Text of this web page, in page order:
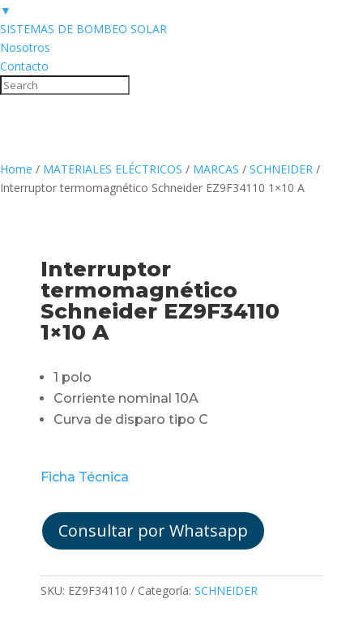
▼
SISTEMAS DE BOMBEO SOLAR
Nosotros
Contacto
Home / MATERIALES ELÉCTRICOS / MARCAS / SCHNEIDER /
Interruptor termomagnético Schneider EZ9F34110 1×10 A
Interruptor
termomagnético
Schneider EZ9F34110
1×10 A
1 polo
Corriente nominal 10A
Curva de disparo tipo C
Ficha Técnica
Consultar por Whatsapp
SKU: EZ9F34110 Categoría: SCHNEIDER